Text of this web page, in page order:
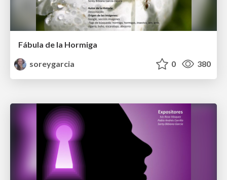
Fábula de la Hormiga
soreygarcia
0 380